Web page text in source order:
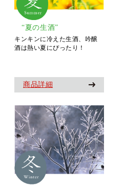
“夏の生酒”
キンキンに冷えた生酒、吟醸
酒は熱い夏にぴったり！
商品詳細